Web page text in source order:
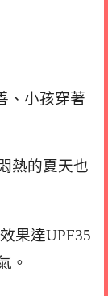
、小孩穿著
熱的夏天也
果達UPF35
。